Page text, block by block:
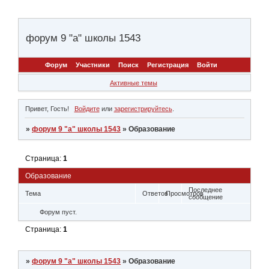
форум 9 "а" школы 1543
Форум Участники Поиск Регистрация Войти
Активные темы
Привет, Гость! Войдитеили зарегистрируйтесь.
»форум 9 "а" школы 1543 »Образование
Образование
Страница:1
Тема ОтветовПросмотровПоследнее
сообщение
Форум пуст.
Страница:1
»форум 9 "а" школы 1543 »Образование